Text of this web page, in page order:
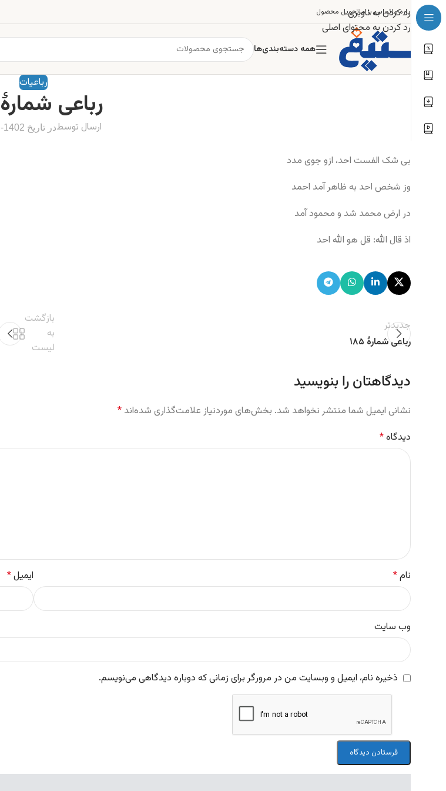
رد کردن به ناوبری
رد کردن به محتوای اصلی
درباره ماتماس با ماتحویل محصول
همه دسته‌بندی‌ها
رباعیات
رباعی شمارهٔ ۱۸۴
ارسال توسطدر تاریخ 1402-12-19
بی شک الفست احد، ازو جوی مدد
وز شخص احد به ظاهر آمد احمد
در ارض محمد شد و محمود آمد
اذ قال الله: قل هو الله احد
جدیدتر
رباعی شمارهٔ ۱۸۵
بازگشت
به
لیست
دیدگاهتان را بنویسید
نشانی ایمیل شما منتشر نخواهد شد. بخش‌های موردنیاز علامت‌گذاری شده‌اند *
دیدگاه*
نام* ایمیل*
وب‌ سایت
ذخیره نام، ایمیل و وبسایت من در مرورگر برای زمانی که دوباره دیدگاهی می‌نویسم.